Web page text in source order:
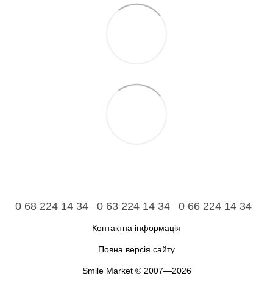
0 68 224 14 34 0 63 224 14 34 0 66 224 14 34
Контактна інформація
Повна версія сайту
Smile Market © 2007—2026